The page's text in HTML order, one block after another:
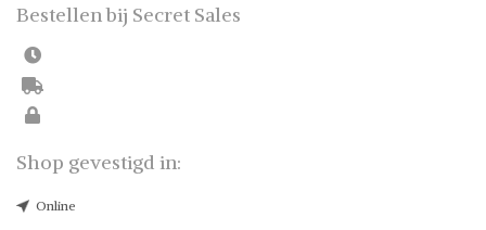
Bestellen bij Secret Sales
Shop gevestigd in:
Online